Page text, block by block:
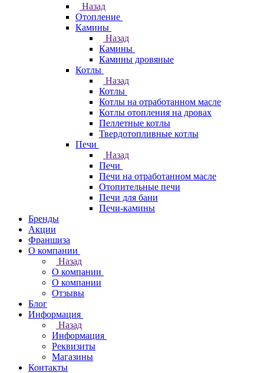
Назад
Отопление
Камины
Назад
Камины
Камины дровяные
Котлы
Назад
Котлы
Котлы на отработанном масле
Котлы отопления на дровах
Пеллетные котлы
Твердотопливные котлы
Печи
Назад
Печи
Печи на отработанном масле
Отопительные печи
Печи для бани
Печи-камины
Бренды
Акции
Франшиза
О компании
Назад
О компании
О компании
Отзывы
Блог
Информация
Назад
Информация
Реквизиты
Магазины
Контакты